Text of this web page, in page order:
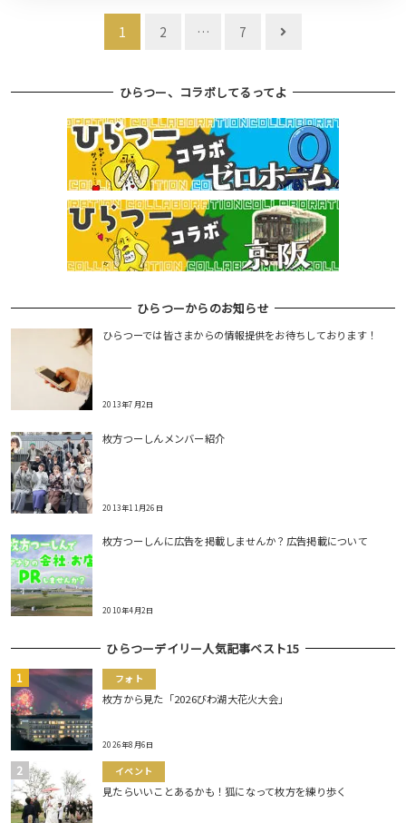
ビ
1 2 … 7
ひらつー、コラボしてるってよ
ひらつーからのお知らせ
ひらつーでは皆さまからの情報提供をお待ちしております！
2013年7月2日
枚方つーしんメンバー紹介
2013年11月26日
枚方つーしんに広告を掲載しませんか？広告掲載について
2010年4月2日
ひらつーデイリー人気記事ベスト15
フォト
枚方から見た「2026びわ湖大花火大会」
2026年8月6日
イベント
見たらいいことあるかも！狐になって枚方を練り歩く